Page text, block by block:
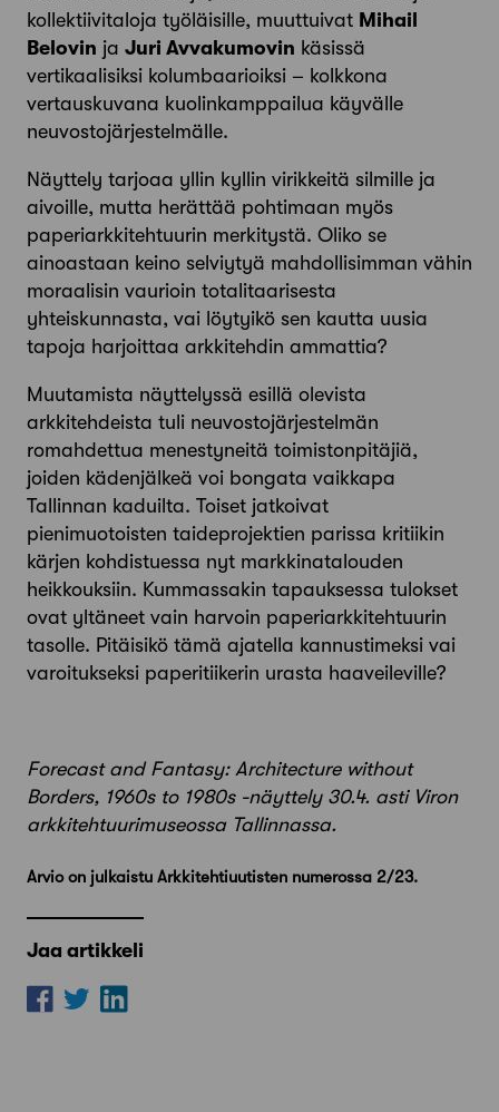
kollektiivitaloja työläisille, muuttuivat Mihail
Belovin ja Juri Avvakumovin käsissä
vertikaalisiksi kolumbaarioiksi – kolkkona
vertauskuvana kuolinkamppailua käyvälle
neuvostojärjestelmälle.
Näyttely tarjoaa yllin kyllin virikkeitä silmille ja
aivoille, mutta herättää pohtimaan myös
paperiarkkitehtuurin merkitystä. Oliko se
ainoastaan keino selviytyä mahdollisimman vähin
moraalisin vaurioin totalitaarisesta
yhteiskunnasta, vai löytyikö sen kautta uusia
tapoja harjoittaa arkkitehdin ammattia?
Muutamista näyttelyssä esillä olevista
arkkitehdeista tuli neuvostojärjestelmän
romahdettua menestyneitä toimistonpitäjiä,
joiden kädenjälkeä voi bongata vaikkapa
Tallinnan kaduilta. Toiset jatkoivat
pienimuotoisten taideprojektien parissa kritiikin
kärjen kohdistuessa nyt markkinatalouden
heikkouksiin. Kummassakin tapauksessa tulokset
ovat yltäneet vain harvoin paperiarkkitehtuurin
tasolle. Pitäisikö tämä ajatella kannustimeksi vai
varoitukseksi paperitiikerin urasta haaveileville?
Forecast and Fantasy: Architecture without
Borders, 1960s to 1980s -näyttely 30.4. asti Viron
arkkitehtuurimuseossa Tallinnassa.
Arvio on julkaistu Arkkitehtiuutisten numerossa 2/23.
Jaa artikkeli